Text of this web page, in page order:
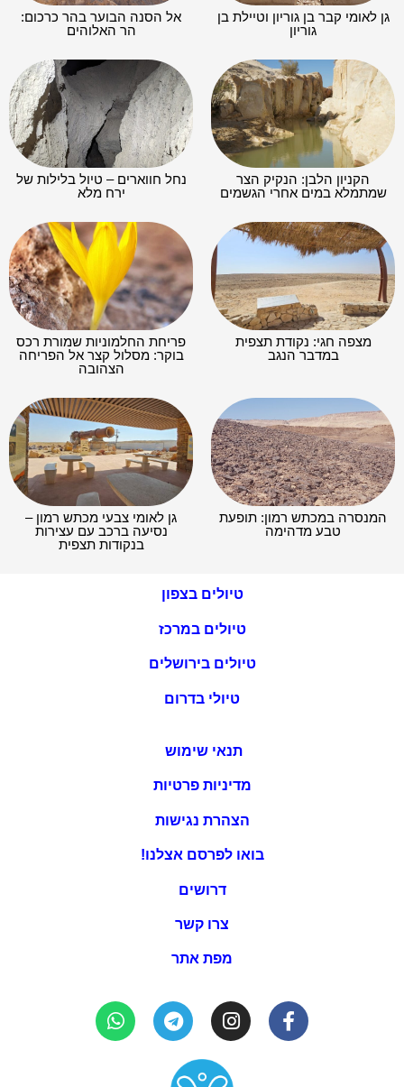
גן לאומי קבר בן גוריון וטיילת בן
גוריון
אל הסנה הבוער בהר כרכום:
הר האלוהים
הקניון הלבן: הנקיק הצר
שמתמלא במים אחרי הגשמים
נחל חווארים – טיול בלילות של
ירח מלא
מצפה חגי: נקודת תצפית
במדבר הנגב
פריחת החלמוניות שמורת רכס
בוקר: מסלול קצר אל הפריחה
הצהובה
המנסרה במכתש רמון: תופעת
טבע מדהימה
גן לאומי צבעי מכתש רמון –
נסיעה ברכב עם עצירות
בנקודות תצפית
טיולים בצפון
טיולים במרכז
טיולים בירושלים
טיולי בדרום
תנאי שימוש
מדיניות פרטיות
הצהרת נגישות
בואו לפרסם אצלנו!
דרושים
צרו קשר
מפת אתר